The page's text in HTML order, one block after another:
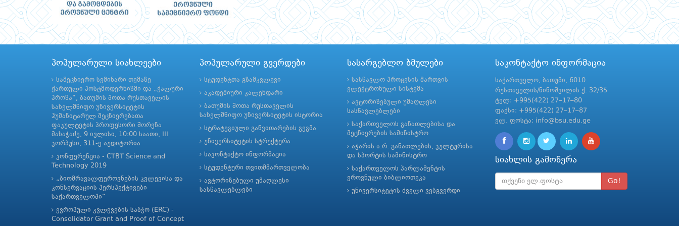
პოპულარული სიახლეები
სამეცნიერო სემინარი თემაზე
ქართული პოსტმოდერნიზმი და „ქალური
პროზა“, ბათუმის შოთა რუსთაველის
სახელმწიფო უნივერსიტეტის
ჰუმანიტარულ მეცნიერებათა
ფაკულტეტის პროფესორი შორენა
მახაჭაძე, 9 ივლისი, 10:00 საათი, III
კორპუსი, 311-ე აუდიტორია
კონფერენცია - CTBT Science and
Technology 2019
„ბიომრავალფეროვნების კვლევისა და
კონსერვაციის პერსპექტივები
საქართველოში“
ევროპული კვლევების საბჭო (ERC) -
Consolidator Grant and Proof of Concept
პოპულარული გვერდები
სტუდენტთა გზამკვლევი
აკადემიური კალენდარი
ბათუმის შოთა რუსთაველის
სახელმწიფო უნივერსიტეტის ისტორია
სტრატეგიული განვითარების გეგმა
უნივერსიტეტის სტრუქტურა
საკონტაქტო ინფორმაცია
სტუდენტური თვითმმართველობა
ავტორიზებული უმაღლესი
სასწავლებლები
სასარგებლო ბმულები
სასწავლო პროცესის მართვის
ელექტრონული სისტემა
ავტორიზებული უმაღლესი
სასწავლებლები
საქართველოს განათლებისა და
მეცნიერების სამინისტრო
აჭარის ა.რ. განათლების, კულტურისა
და სპორტის სამინისტრო
საქართველოს პარლამენტის
ეროვნული ბიბლიოთეკა
უნივერსიტეტის ძველი ვებგვერდი
საკონტაქტო ინფორმაცია
საქართველო, ბათუმი, 6010
რუსთაველის/ნინოშვილის ქ. 32/35
ტელ: +995(422) 27–17–80
ფაქსი: +995(422) 27–17–87
ელ. ფოსტა: info@bsu.edu.ge
სიახლის გამოწერა
Go!